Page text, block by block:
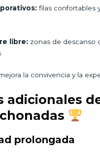
filas confortables
libre: zonas de descanso
la convivencia y la
adicionales
prolongada